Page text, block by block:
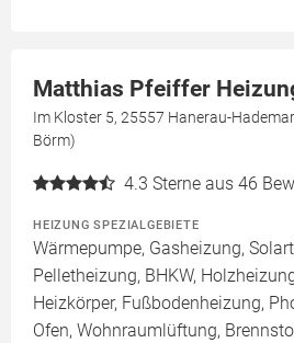
Matthias Pfeiffer
Im Kloster 5, 25557 Hanerau-
Börm)
4.3 Sterne aus 46
HEIZUNG SPEZIALGEBIETE
Wärmepumpe, Gasheizung,
Pelletheizung, BHKW,
Heizkörper, Fußbodenheizung,
Ofen, Wohnraumlüftung,